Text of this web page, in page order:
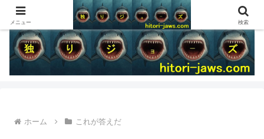
ホーム これが答えだ
メニュー 検索